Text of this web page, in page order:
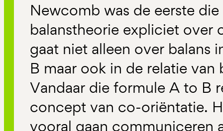
Newcomb was de eerste
balanstheorie expliciet over
gaat niet alleen over balans
B maar ook in de relatie
Vandaar die formule A to B
concept van co-oriëntatie.
vooral gaan communiceren